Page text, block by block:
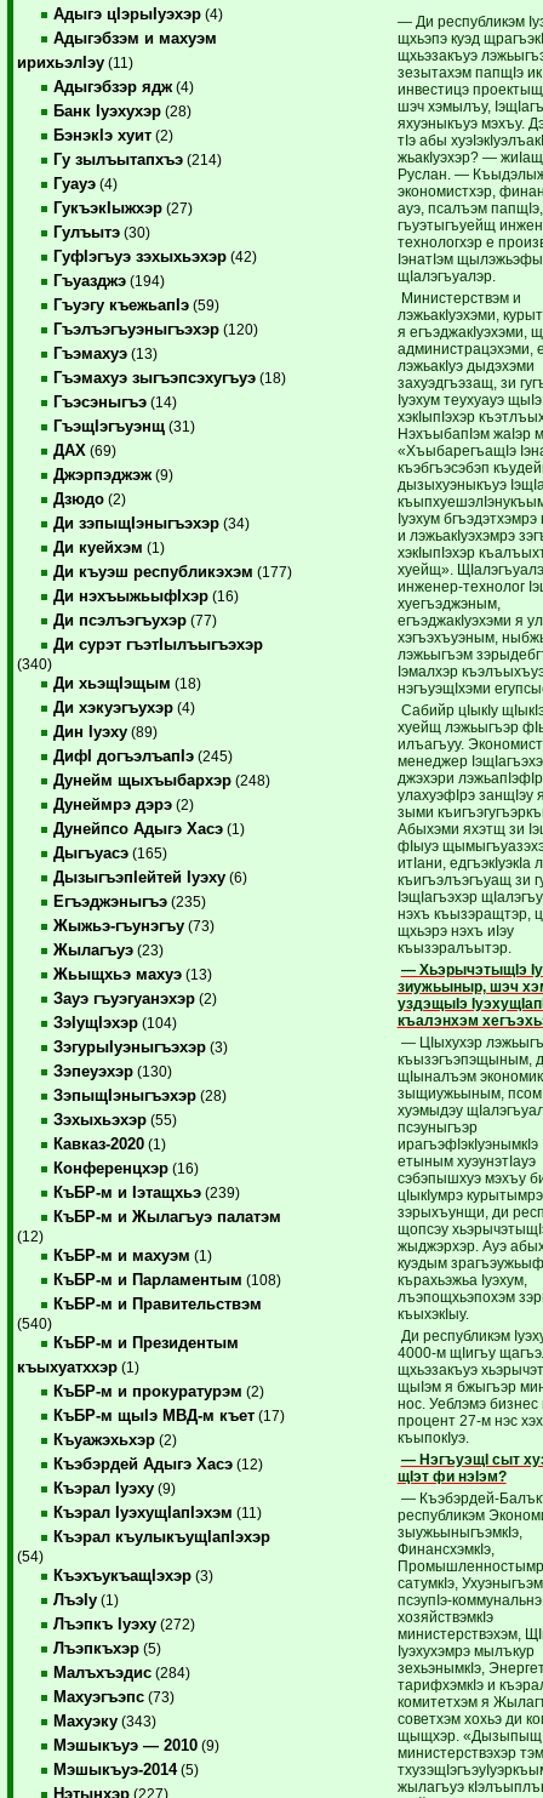
Адыгэ цIэрыIуэхэр (4)
Адыгэбзэм и махуэм
ирихьэлIэу (11)
Адыгэбзэр ядж (4)
Банк Iуэхухэр (28)
БэнэкIэ хуит (2)
Гу зылъытапхъэ (214)
Гуауэ (4)
ГукъэкIыжхэр (27)
Гулъытэ (30)
ГуфIэгъуэ зэхыхьэхэр (42)
Гъуазджэ (194)
Гъуэгу къежьапIэ (59)
Гъэлъэгъуэныгъэхэр (120)
Гъэмахуэ (13)
Гъэмахуэ зыгъэпсэхугъуэ (18)
Гъэсэныгъэ (14)
ГъэщIэгъуэнщ (31)
ДАХ (69)
Джэрпэджэж (9)
Дзюдо (2)
Ди зэпыщIэныгъэхэр (34)
Ди куейхэм (1)
Ди къуэш республикэхэм (177)
Ди нэхъыжьыфIхэр (16)
Ди псэлъэгъухэр (77)
Ди сурэт гъэтIылъыгъэхэр
(340)
Ди хьэщIэщым (18)
Ди хэкуэгъухэр (4)
Дин Iуэху (89)
ДифI догъэлъапIэ (245)
Дунейм щыхъыбархэр (248)
Дунеймрэ дэрэ (2)
Дунейпсо Адыгэ Хасэ (1)
Дыгъуасэ (165)
ДызыгъэпIейтей Iуэху (6)
Егъэджэныгъэ (235)
Жыжьэ-гъунэгъу (73)
Жылагъуэ (23)
Жьыщхьэ махуэ (13)
Зауэ гъуэгуанэхэр (2)
ЗэIущIэхэр (104)
ЗэгурыIуэныгъэхэр (3)
Зэпеуэхэр (130)
ЗэпыщIэныгъэхэр (28)
Зэхыхьэхэр (55)
Кавказ-2020 (1)
Конференцхэр (16)
КъБР-м и Iэтащхьэ (239)
КъБР-м и Жылагъуэ палатэм
(12)
КъБР-м и махуэм (1)
КъБР-м и Парламентым (108)
КъБР-м и Правительствэм
(540)
КъБР-м и Президентым
къыхуатххэр (1)
КъБР-м и прокуратурэм (2)
КъБР-м щыIэ МВД-м къет (17)
Къуажэхьхэр (2)
Къэбэрдей Адыгэ Хасэ (12)
Къэрал Iуэху (9)
Къэрал IуэхущIапIэхэм (11)
Къэрал къулыкъущIапIэхэр
(54)
КъэхъукъащIэхэр (3)
ЛъэIу (1)
Лъэпкъ Iуэху (272)
Лъэпкъхэр (5)
Малъхъэдис (284)
Махуэгъэпс (73)
Махуэку (343)
Мэшыкъуэ — 2010 (9)
Мэшыкъуэ-2014(5)
Нэтынхэр (227)
— Ди республикэм
щхьэпэ куэд
щхьэзакъуэ
зезытахэм папщIэ
инвестицэ
шэч хэмылъу,
яхуэныкъуэ мэхъу.
тIэ абы
жьакIуэхэр? —
Руслан. —
экономистхэр,
ауэ, псалъэм
гъуэтыгъуейщ
технологхэр е
IэнатIэм
щIалэгъуалэр.
Министерствэм и
лэжьакIуэхэми,
я егъэджакIуэхэми,
администрацэхэми,
лэжьакIуэ дыдэхэми
захуэдгъэзащ, зи
Iуэхум теухуауэ щыIэ
хэкIыпIэхэр
НэхъыбапIэм жаIэр
«ХъыбарегъащIэ
къэбгъэсэбэп
дызыхуэныкъуэ
Iуэхум
и лэжьакIуэхэмрэ
хэкIыпIэхэр
хуейщ».
инженер-технолог
хуе­гъэджэным,
егъэджакIуэхэми я
хэгъэхъуэным,
лэжьыгъэм
Iэмалхэр
нэгъуэщIхэми
Сабийр цIыкIу
хуейщ лэжьыгъэр
илъагъуу.
менеджер
джэхэри
улахуэфIрэ занщIэу
зыми
Абыхэми яхэтщ зи
фIыуэ
итIани, едгъэкIуэкIа
къигъэлъэгъуащ зи
IэщIагъэхэр
нэхъ къызэращтэр,
щхьэрэ нэхъ иIэу
къызэралъытэр.
— ХьэрычэтыщIэ
зиужьыныр, шэч
уздэщыIэ
къалэнхэм
— ЦIыхухэр
къызэгъэпэщыным,
щIыналъэм
зыщиужьыным, псом
хуэмыдэу
псэуныгъэр
ирагъэфIэкIуэнымкIэ
етыным хуэунэтIауэ
сэбэпышхуэ мэхъу
цIыкIумрэ
зэрыхъунщи, ди
щопсэу
жыджэрхэр. Ауэ
куэдым
кърахьэжьа Iуэхум,
лъэпощхьэпохэм
къыхэкIыу.
Ди республикэм
4000-м щIигъу
щхьэзакъуэ
щыIэм я бжыгъэр
нос. Уеблэмэ бизнес
процент 27-м нэс
къыпокIуэ.
— НэгъуэщI сыт
щIэт фи нэIэм?
— Къэбэрдей-
республикэм
зыужьыныгъэмкIэ,
ФинансхэмкIэ,
сатумкIэ,
псэупIэ-коммунальнэ
хозяйствэмкIэ
министерствэхэм,
Iуэхухэмрэ мылъкур
зехьэнымкIэ,
тарифхэмкIэ и
комитетхэм я
советхэм хохьэ ди
щыщхэр.
министерствэхэр
жылагъуэ